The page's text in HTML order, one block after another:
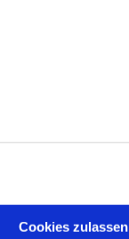
Cookies zulassen